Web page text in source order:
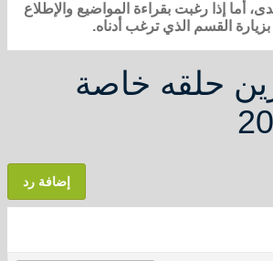
أما إذا رغبت بقراءة المواضيع والإطلاع
القسم الذي ترغب أدناه.
حلقه خاصة
إضافة رد